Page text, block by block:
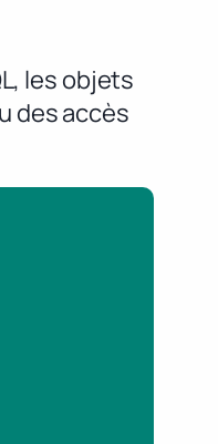
les objets
des accès